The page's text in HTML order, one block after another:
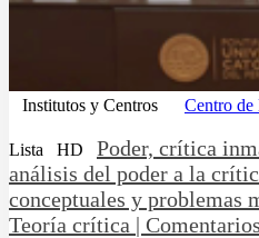
Institutos y Centros Centro de
Lista HD
Poder, crítica
análisis del poder a la
conceptuales y problemas
Teoría crítica | Comentarios